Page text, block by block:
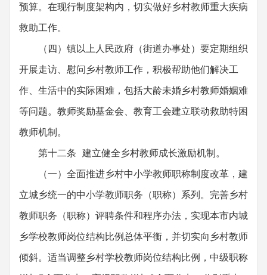
预算。在现行制度架构内，切实做好乡村教师重大疾病
救助工作。
（四）镇以上人民政府（街道办事处）要定期组织
开展走访、慰问乡村教师工作，积极帮助他们解决工
作、生活中的实际困难，包括大龄未婚乡村教师婚姻难
等问题。教师奖励基金会、教育工会建立联动救助特困
教师机制。
第十二条 建立健全乡村教师成长激励机制。
（一）全面推进乡村中小学教师职称制度改革，建
立城乡统一的中小学教师职务（职称）系列。完善乡村
教师职务（职称）评聘条件和程序办法，实现本市内城
乡学校教师岗位结构比例总体平衡，并切实向乡村教师
倾斜。适当调整乡村学校教师岗位结构比例，中级职称